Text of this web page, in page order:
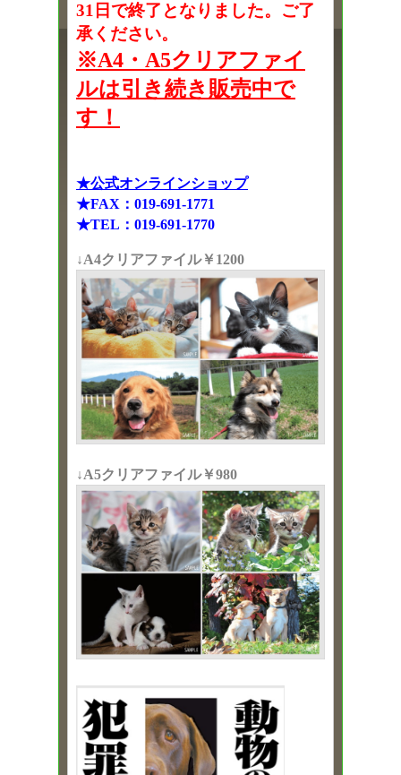
31日で終了となりました。ご了
承ください。
※A4・A5クリアファイ
ルは引き続き販売中で
す！
★公式オンラインショップ
★FAX：019-691-1771
★TEL：019-691-1770
↓A4クリアファイル￥1200
↓A5クリアファイル￥980